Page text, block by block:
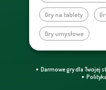
Gry na tablety
Gry umysłowe
Darmowe gry dla Twojej